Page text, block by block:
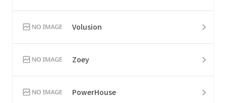
Volusion
Zoey
PowerHouse